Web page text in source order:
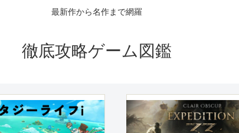
最新作から名作まで網羅
徹底攻略ゲーム図鑑